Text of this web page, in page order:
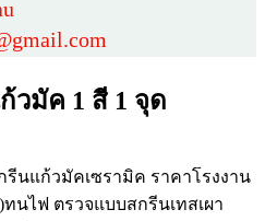
วมัค 1 สี 1 จุด
รีนแก้วมัคเซรามิค ราคาโรงงาน
ทนไฟ ตรวจแบบสกรีนเทสเผา